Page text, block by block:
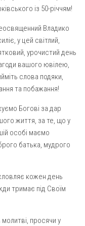
(с. Вільча)
Богородиці (смт
м. Берестин
(м. Полтава)
(с. Шевченки)
із 50-річчям!
Владико
у цей світлий,
урочистий день
вашого ювілею,
слова подяки,
та побажання!
Богові за дар
життя, за те, що у
особі маємо
батька, мудрого
кожен день
тримає під Своїм
просячи у